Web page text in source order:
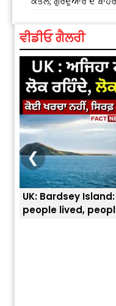
ਵੀਡੀਓ ਗੈਲਰੀ
Island: An island on
people invited to PR
❮